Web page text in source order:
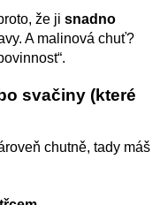
že ji snadno
A malinová chuť?
svačiny (které
chutně, tady máš